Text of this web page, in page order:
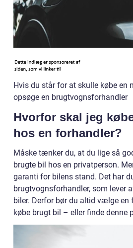
Hvis du står for at skulle købe en
opsøge en brugtvognsforhandler
Hvorfor skal jeg
hos en forhandler?
Måske tænker du, at du lige så
brugte bil hos en privatperson.
garanti for bilens stand. Det har
brugtvognsforhandler, som lever
biler. Derfor bør du altid vælge en
købe brugt bil – eller finde denne